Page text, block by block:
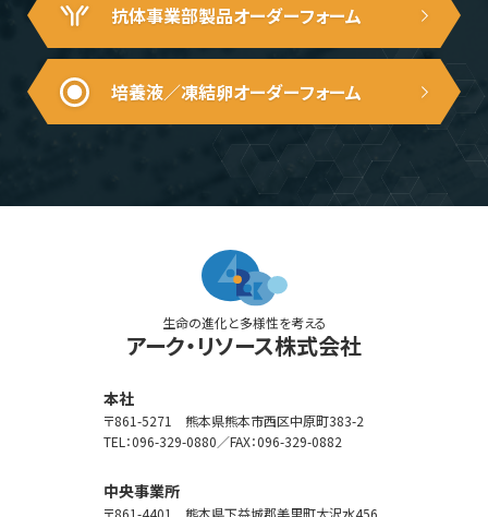
抗体事業部製品オーダーフォーム
培養液／凍結卵オーダーフォーム
生命の進化と多様性を考える
アーク・リソース株式会社
本社
〒861-5271 熊本県熊本市西区中原町383-2
TEL：096-329-0880／FAX：096-329-0882
中央事業所